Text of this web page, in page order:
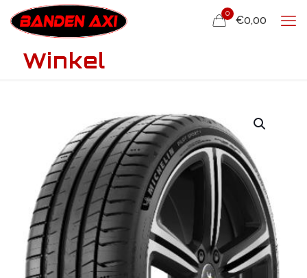
0
€0,00
Winkel